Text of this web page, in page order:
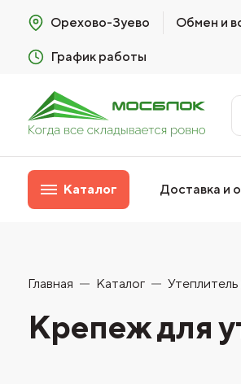
Орехово-Зуево Обмен и
График работы
Каталог Доставка и
Главная Каталог Утеплитель
Крепеж для